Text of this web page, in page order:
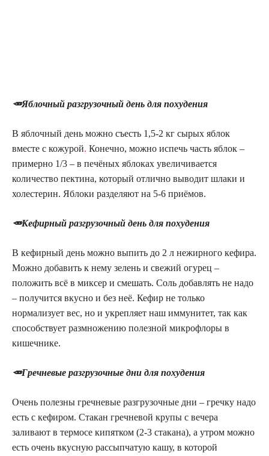
🥕Яблочный разгрузочный день для похудения
В яблочный день можно съесть 1,5-2 кг сырых яблок
вместе с кожурой. Конечно, можно испечь часть яблок –
примерно 1/3 – в печёных яблоках увеличивается
количество пектина, который отлично выводит шлаки и
холестерин. Яблоки разделяют на 5-6 приёмов.
🥕Кефирный разгрузочный день для похудения
В кефирный день можно выпить до 2 л нежирного кефира.
Можно добавить к нему зелень и свежий огурец –
положить всё в миксер и смешать. Соль добавлять не надо
– получится вкусно и без неё. Кефир не только
нормализует вес, но и укрепляет наш иммунитет, так как
способствует размножению полезной микрофлоры в
кишечнике.
🥕Гречневые разгрузочные дни для похудения
Очень полезны гречневые разгрузочные дни – гречку надо
есть с кефиром. Стакан гречневой крупы с вечера
заливают в термосе кипятком (2-3 стакана), а утром можно
есть очень вкусную рассыпчатую кашу, в которой